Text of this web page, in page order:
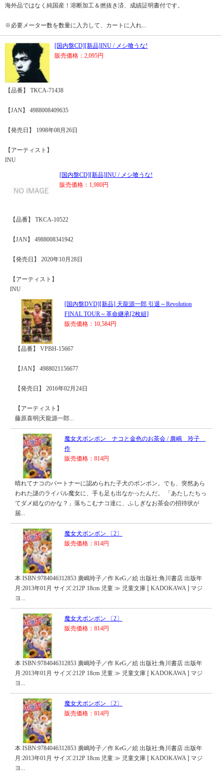
海外品ではなく純国産！溶断加工＆撚抜き済、成績証明書付です。
※必要メーター数を数量に入力して、カートに入れ...
[国内盤CD][新品]INU / メシ喰うな!
販売価格：2,095円
【品番】 TKCA-71438
【JAN】 4988008409635
【発売日】 1998年08月26日
【アーティスト】
INU
[国内盤CD][新品]INU / メシ喰うな!
販売価格：1,980円
【品番】 TKCA-10522
【JAN】 4988008341942
【発売日】 2020年10月28日
【アーティスト】
INU
[国内盤DVD][新品] 天龍源一郎 引退～Revolution
FINAL TOUR～革命継承[2枚組]
販売価格：10,584円
【品番】 VPBH-15667
【JAN】 4988021156677
【発売日】 2016年02月24日
【アーティスト】
藤原喜明|天龍源一郎...
魔女犬ボンボン ナコと金色のお茶会 / 廣嶋 玲子
作
販売価格：814円
晴れてナコのパートナーに認められた子犬のボンボン。でも、突然あら
われた謎のライバル魔女に、手も足も出なかったんだ。 「あたしたちっ
てダメ組なのかな？」落ちこむナコ達に、ふしぎなお茶会の招待状が
届...
魔女犬ボンボン 〔2〕
販売価格：814円
本 ISBN:9784046312853 廣嶋玲子／作 KeG／絵 出版社:角川書店 出版年
月:2013年01月 サイズ:212P 18cm 児童 ≫ 児童文庫 [ KADOKAWA ] マジ
ヨ...
魔女犬ボンボン 〔2〕
販売価格：814円
本 ISBN:9784046312853 廣嶋玲子／作 KeG／絵 出版社:角川書店 出版年
月:2013年01月 サイズ:212P 18cm 児童 ≫ 児童文庫 [ KADOKAWA ] マジ
ヨ...
魔女犬ボンボン 〔2〕
販売価格：814円
本 ISBN:9784046312853 廣嶋玲子／作 KeG／絵 出版社:角川書店 出版年
月:2013年01月 サイズ:212P 18cm 児童 ≫ 児童文庫 [ KADOKAWA ] マジ
ヨ...